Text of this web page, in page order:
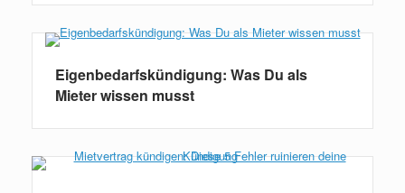
Eigenbedarfskündigung: Was Du als
Mieter wissen musst